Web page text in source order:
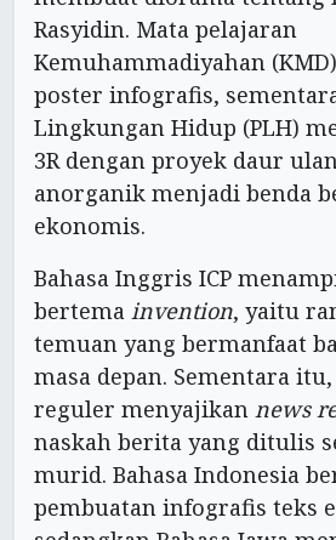
Rasyidin. Mata pelajaran
Kemuhammadiyahan
poster infografis,
Lingkungan Hidup (PLH)
3R dengan proyek daur
anorganik menjadi benda
ekonomis.
Bahasa Inggris ICP
bertema invention, yaitu
temuan yang bermanfaat
masa depan. Sementara
reguler menyajikan news
naskah berita yang ditulis
murid. Bahasa Indonesia
pembuatan infografis teks